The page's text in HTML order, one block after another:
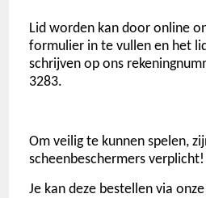
Lid worden kan door online
formulier in te vullen en het
schrijven op ons
3283.
Om veilig te kunnen spelen,
scheenbeschermers verplicht!
Je kan deze bestellen via